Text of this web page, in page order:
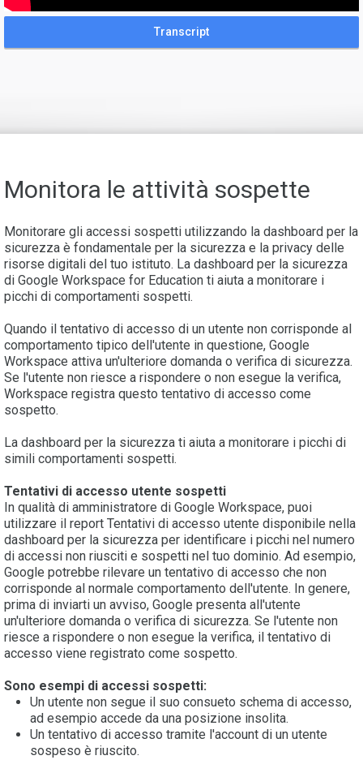
Transcript
Monitora le attività sospette
Monitorare gli accessi sospetti utilizzando la dashboard per la
sicurezza è fondamentale per la sicurezza e la privacy delle
risorse digitali del tuo istituto. La dashboard per la sicurezza
di Google Workspace for Education ti aiuta a monitorare i
picchi di comportamenti sospetti.
Quando il tentativo di accesso di un utente non corrisponde al
comportamento tipico dell'utente in questione, Google
Workspace attiva un'ulteriore domanda o verifica di sicurezza.
Se l'utente non riesce a rispondere o non esegue la verifica,
Workspace registra questo tentativo di accesso come
sospetto.
La dashboard per la sicurezza ti aiuta a monitorare i picchi di
simili comportamenti sospetti.
Tentativi di accesso utente sospetti
In qualità di amministratore di Google Workspace, puoi
utilizzare il report Tentativi di accesso utente disponibile nella
dashboard per la sicurezza per identificare i picchi nel numero
di accessi non riusciti e sospetti nel tuo dominio. Ad esempio,
Google potrebbe rilevare un tentativo di accesso che non
corrisponde al normale comportamento dell'utente. In genere,
prima di inviarti un avviso, Google presenta all'utente
un'ulteriore domanda o verifica di sicurezza. Se l'utente non
riesce a rispondere o non esegue la verifica, il tentativo di
accesso viene registrato come sospetto.
Sono esempi di accessi sospetti:
Un utente non segue il suo consueto schema di accesso,
ad esempio accede da una posizione insolita.
Un tentativo di accesso tramite l'account di un utente
sospeso è riuscito.